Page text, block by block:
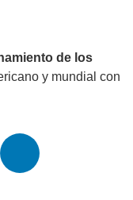
de los
y mundial con